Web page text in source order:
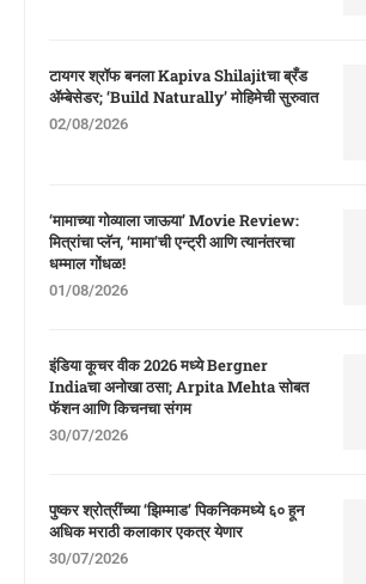
टायगर श्रॉफ बनला Kapiva Shilajitचा ब्रँड
ॲम्बेसेडर; ‘Build Naturally’ मोहिमेची सुरुवात
02/08/2026
‘मामाच्या गोव्याला जाऊया’ Movie Review:
मित्रांचा प्लॅन, ‘मामा’ची एन्ट्री आणि त्यानंतरचा
धम्माल गोंधळ!
01/08/2026
इंडिया कूचर वीक 2026 मध्ये Bergner
Indiaचा अनोखा ठसा; Arpita Mehta सोबत
फॅशन आणि किचनचा संगम
30/07/2026
पुष्कर श्रोत्रींच्या ‘झिम्माड’ पिकनिकमध्ये ६० हून
अधिक मराठी कलाकार एकत्र येणार
30/07/2026